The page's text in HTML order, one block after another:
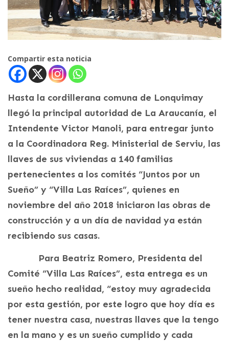
Compartir esta noticia
Hasta la cordillerana comuna de Lonquimay
llegó la principal autoridad de La Araucanía, el
Intendente Victor Manoli, para entregar junto
a la Coordinadora Reg. Ministerial de Serviu, las
llaves de sus viviendas a 140 familias
pertenecientes a los comités “Juntos por un
Sueño” y “Villa Las Raíces”, quienes en
noviembre del año 2018 iniciaron las obras de
construcción y a un día de navidad ya están
recibiendo sus casas.
Para Beatriz Romero, Presidenta del
Comité “Villa Las Raíces”, esta entrega es un
sueño hecho realidad, “estoy muy agradecida
por esta gestión, por este logro que hoy día es
tener nuestra casa, nuestras llaves que la tengo
en la mano y es un sueño cumplido y cada